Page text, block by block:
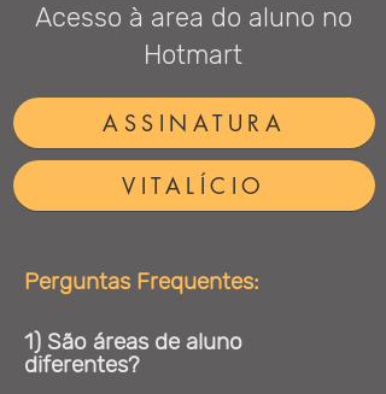
Acesso à area do aluno no
Hotmart
ASSINATURA
VITALÍCIO
Perguntas Frequentes:
1) São áreas de aluno
diferentes?